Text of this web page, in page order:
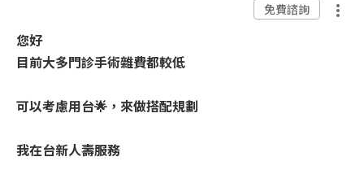
免費諮詢
您好
目前大多門診手術雜費都較低
可以考慮用台🌟，來做搭配規劃
我在台新人壽服務